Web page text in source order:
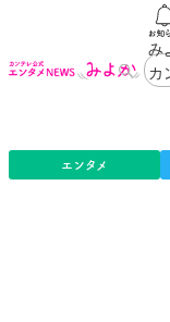
み
カ
エンタメ